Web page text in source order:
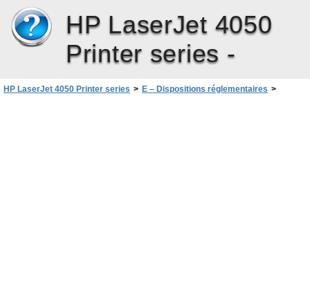
HP LaserJet 4050
Printer series -
HP LaserJet 4050 Printer series > E – Dispositions réglementaires >